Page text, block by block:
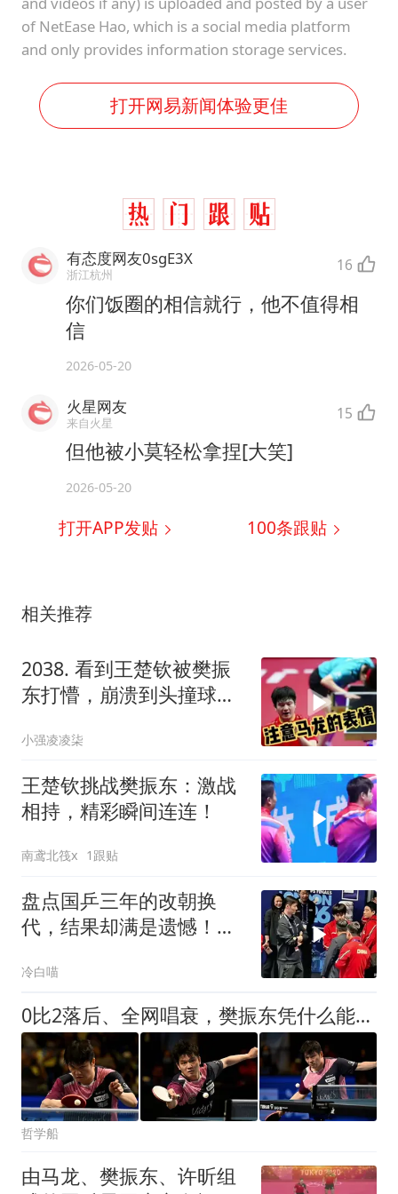
of NetEase Hao, which is a social media platform
and only provides information storage services.
打开网易新闻体验更佳
有态度网友0sgE3X
浙江杭州 16
你们饭圈的相信就行，他不值得相
信
2026-05-20
火星网友
来自火星 15
但他被小莫轻松拿捏[大笑]
2026-05-20
打开APP发贴 100条跟贴
相关推荐
2038. 看到王楚钦被樊振
东打懵，崩溃到头撞球
小强凌凌柒
王楚钦挑战樊振东：激战
相持，精彩瞬间连连！
南鸢北筏x 1跟贴
盘点国乒三年的改朝换
代，结果却满是遗憾！，
冷白喵
0比2落后、全网唱衰，樊振东凭什么能翻盘？他的从容，装不出来
哲学船
由马龙、樊振东、许昕组